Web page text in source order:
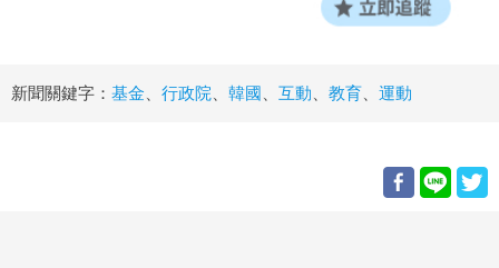
新聞關鍵字： 基金 行政院 韓國 互動 教育 運動